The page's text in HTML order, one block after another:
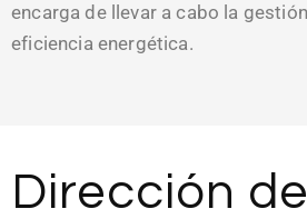
encarga de llevar a cabo la
eficiencia energética.
Dirección